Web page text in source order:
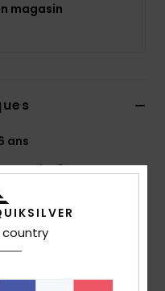
magasin
ans
kta6
matière 4-way stretch